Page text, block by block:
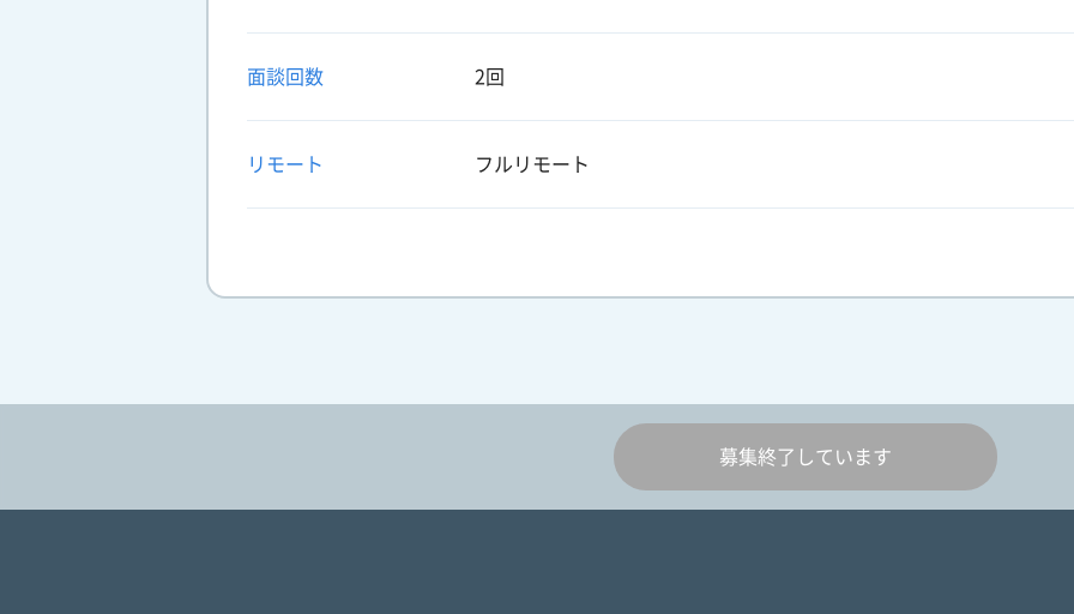
面談回数 2回
リモート フルリモート
募集終了しています